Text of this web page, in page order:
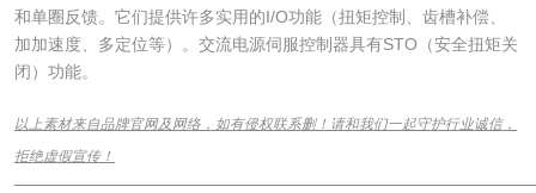
和单圈反馈。它们提供许多实用的I/O功能（扭矩控制、齿槽补偿、
加加速度、多定位等）。交流电源伺服控制器具有STO（安全扭矩关
闭）功能。
以上素材来自品牌官网及网络，如有侵权联系删！请和我们一起守护行业诚信，
拒绝虚假宣传！